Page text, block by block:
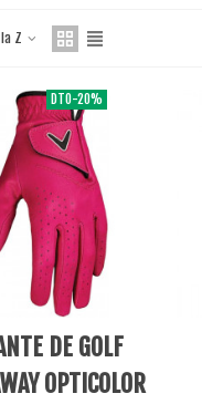
Z
DTO-20%
DE GOLF
OPTICOLOR